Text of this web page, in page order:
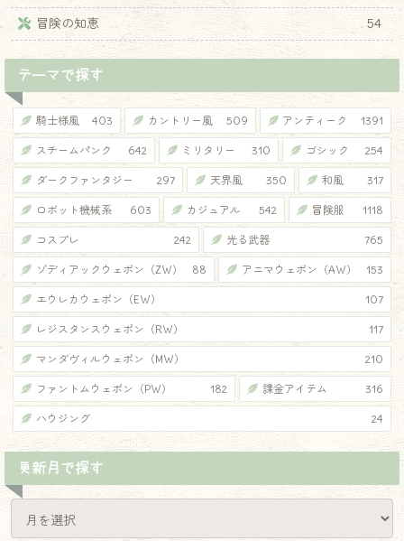
冒険の知恵
54
テーマで探す
騎士様風 403 カントリー風 509 アンティーク 1391
スチームパンク 642 ミリタリー 310 ゴシック 254
ダークファンタジー 297 天界風 350 和風 317
ロボット機械系 603 カジュアル 542 冒険服 1118
コスプレ 242 光る武器 765
ゾディアックウェポン（ZW） 88 アニマウェポン（AW） 153
エウレカウェポン（EW） 107
レジスタンスウェポン（RW） 117
マンダヴィルウェポン（MW） 210
ファントムウェポン（PW） 182 課金アイテム 316
ハウジング 24
更新月で探す